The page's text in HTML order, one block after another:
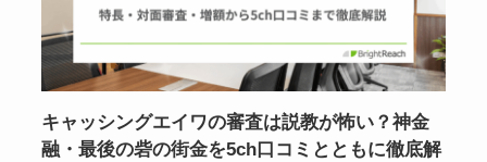
キャッシングエイワの審査は説教が怖い？神金
融・最後の砦の街金を5ch口コミとともに徹底解